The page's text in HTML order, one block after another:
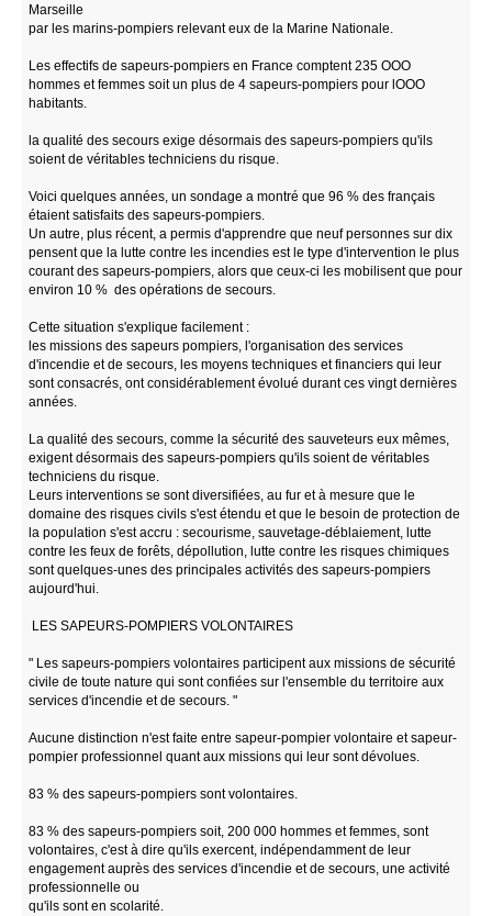
Marseille
par les marins-pompiers relevant eux de la Marine Nationale.
Les effectifs de sapeurs-pompiers en France comptent 235 OOO
hommes et femmes soit un plus de 4 sapeurs-pompiers pour lOOO
habitants.
la qualité des secours exige désormais des sapeurs-pompiers qu'ils
soient de véritables techniciens du risque.
Voici quelques années, un sondage a montré que 96 % des français
étaient satisfaits des sapeurs-pompiers.
Un autre, plus récent, a permis d'apprendre que neuf personnes sur dix
pensent que la lutte contre les incendies est le type d'intervention le plus
courant des sapeurs-pompiers, alors que ceux-ci les mobilisent que pour
environ 10 % des opérations de secours.
Cette situation s'explique facilement :
les missions des sapeurs pompiers, l'organisation des services
d'incendie et de secours, les moyens techniques et financiers qui leur
sont consacrés, ont considérablement évolué durant ces vingt dernières
années.
La qualité des secours, comme la sécurité des sauveteurs eux mêmes,
exigent désormais des sapeurs-pompiers qu'ils soient de véritables
techniciens du risque.
Leurs interventions se sont diversifiées, au fur et à mesure que le
domaine des risques civils s'est étendu et que le besoin de protection de
la population s'est accru : secourisme, sauvetage-déblaiement, lutte
contre les feux de forêts, dépollution, lutte contre les risques chimiques
sont quelques-unes des principales activités des sapeurs-pompiers
aujourd'hui.
LES SAPEURS-POMPIERS VOLONTAIRES
" Les sapeurs-pompiers volontaires participent aux missions de sécurité
civile de toute nature qui sont confiées sur l'ensemble du territoire aux
services d'incendie et de secours. "
Aucune distinction n'est faite entre sapeur-pompier volontaire et sapeur-
pompier professionnel quant aux missions qui leur sont dévolues.
83 % des sapeurs-pompiers sont volontaires.
83 % des sapeurs-pompiers soit, 200 000 hommes et femmes, sont
volontaires, c'est à dire qu'ils exercent, indépendamment de leur
engagement auprès des services d'incendie et de secours, une activité
professionnelle ou
qu'ils sont en scolarité.